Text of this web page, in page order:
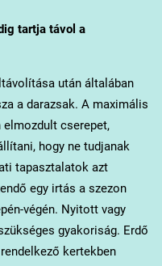
tartja távol a
után általában
a darazsak. A maximális
elmozdult cserepet,
hogy ne tudjanak
tapasztalatok azt
egy irtás a szezon
végén. Nyitott vagy
gyakoriság. Erdő
kertekben